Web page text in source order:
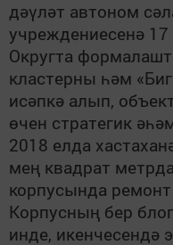
дәүләт автоном
учреждениесенә 17
Округта
кластерны һәм
исәпкә алып,
өчен стратегик
2018 елда
мең квадрат
корпусында
Корпусның бер
инде, икенчесендә